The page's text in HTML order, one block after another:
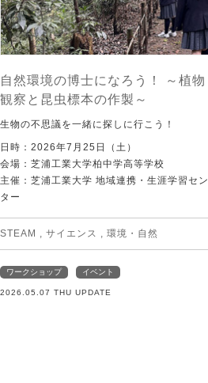
自然環境の博士になろう！ ～植物
観察と昆虫標本の作製～
生物の不思議を一緒に探しに行こう！
日時：2026年7月25日（土）
会場：芝浦工業大学柏中学高等学校
主催：芝浦工業大学 地域連携・生涯学習セン
ター
STEAM , サイエンス , 環境・自然
ワークショップ イベント
2026.05.07 THU UPDATE